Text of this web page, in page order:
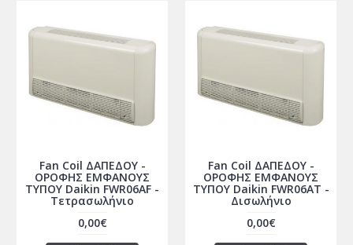
Fan Coil ΔΑΠΕΔΟΥ -
ΟΡΟΦΗΣ ΕΜΦΑΝΟΥΣ
ΤΥΠΟΥ Daikin FWR06AF -
Τετρασωλήνιο
0,00€
Fan Coil ΔΑΠΕΔΟΥ -
ΟΡΟΦΗΣ ΕΜΦΑΝΟΥΣ
ΤΥΠΟΥ Daikin FWR06AT -
Δισωλήνιο
0,00€